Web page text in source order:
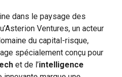
dans le paysage des
Ventures, un acteur
du capital-risque,
spécialement conçu pour
et de l’intelligence